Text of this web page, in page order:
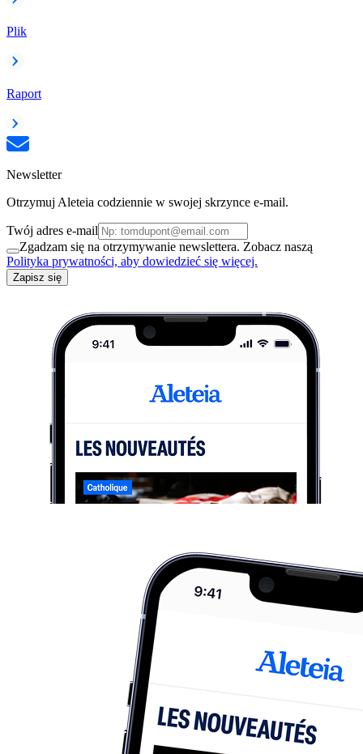
Plik
Raport
Newsletter
Otrzymuj Aleteia codziennie w swojej skrzynce e-mail.
Twój adres e-mail
Zgadzam się na otrzymywanie newslettera. Zobacz naszą
Polityka prywatności, aby dowiedzieć się więcej.
Zapisz się